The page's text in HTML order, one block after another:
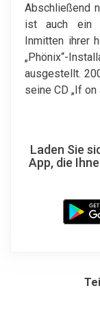
Abschließend
ist auch ein
Inmitten ihrer
„Phönix“-
ausgestellt.
seine CD „If on
Laden Sie
App, die